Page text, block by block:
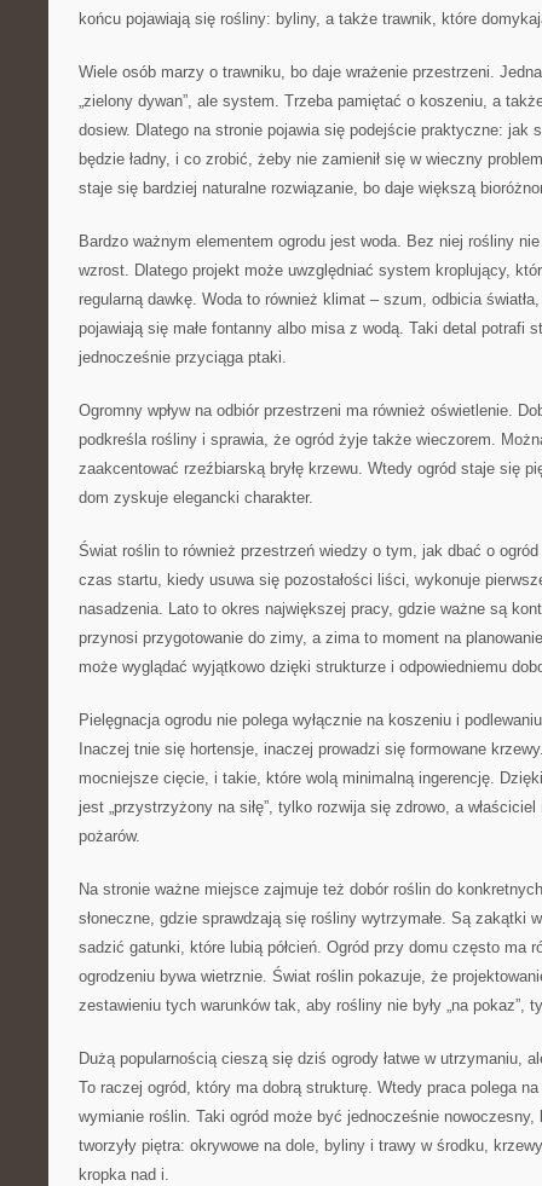
końcu pojawiają się rośliny: byliny, a także trawnik, które
Wiele osób marzy o trawniku, bo daje wrażenie przestrzeni.
„zielony dywan”, ale system. Trzeba pamiętać o koszeniu, a
dosiew. Dlatego na stronie pojawia się podejście praktyczne: jak
będzie ładny, i co zrobić, żeby nie zamienił się w wieczny
staje się bardziej naturalne rozwiązanie, bo daje większą
Bardzo ważnym elementem ogrodu jest woda. Bez niej rośliny
wzrost. Dlatego projekt może uwzględniać system kroplujący,
regularną dawkę. Woda to również klimat – szum, odbicia
pojawiają się małe fontanny albo misa z wodą. Taki detal potrafi
jednocześnie przyciąga ptaki.
Ogromny wpływ na odbiór przestrzeni ma również oświetlenie.
podkreśla rośliny i sprawia, że ogród żyje także wieczorem.
zaakcentować rzeźbiarską bryłę krzewu. Wtedy ogród staje się
dom zyskuje elegancki charakter.
Świat roślin to również przestrzeń wiedzy o tym, jak dbać o
czas startu, kiedy usuwa się pozostałości liści, wykonuje
nasadzenia. Lato to okres największej pracy, gdzie ważne są
przynosi przygotowanie do zimy, a zima to moment na
może wyglądać wyjątkowo dzięki strukturze i odpowiedniemu
Pielęgnacja ogrodu nie polega wyłącznie na koszeniu i
Inaczej tnie się hortensje, inaczej prowadzi się formowane
mocniejsze cięcie, i takie, które wolą minimalną ingerencję.
jest „przystrzyżony na siłę”, tylko rozwija się zdrowo, a
pożarów.
Na stronie ważne miejsce zajmuje też dobór roślin do
słoneczne, gdzie sprawdzają się rośliny wytrzymałe. Są zakątki
sadzić gatunki, które lubią półcień. Ogród przy domu często ma
ogrodzeniu bywa wietrznie. Świat roślin pokazuje, że
zestawieniu tych warunków tak, aby rośliny nie były „na pokaz”,
Dużą popularnością cieszą się dziś ogrody łatwe w utrzymaniu,
To raczej ogród, który ma dobrą strukturę. Wtedy praca polega
wymianie roślin. Taki ogród może być jednocześnie
tworzyły piętra: okrywowe na dole, byliny i trawy w środku,
kropka nad i.